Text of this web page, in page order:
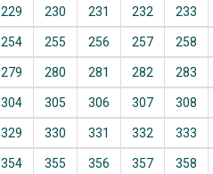
229 230 231 232 233
254 255 256 257 258
279 280 281 282 283
304 305 306 307 308
329 330 331 332 333
354 355 356 357 358